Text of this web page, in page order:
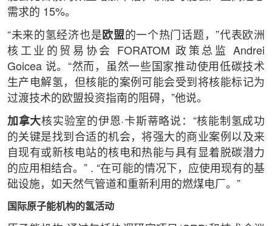
需求的 15%。
“未来的氢经济也是 欧盟的一个热门话题，”代表欧洲
核工业的贸易协会 FORATOM 政策总监 Andrei
Goicea 说。“然而，虽然一些国家推动使用低碳技术
生产电解氢，但核能的案例可能会受到将核能标记为
过渡技术的欧盟投资指南的阻碍，”他说。
加拿大核实验室的伊恩·卡斯蒂略说：“核能制氢成功
的关键是找到合适的机会，将强大的商业案例以及来
自现有或新核电站的核电和热能与具有显着脱碳潜力
的应用相结合。” . “在可能的情况下，应使用现有的基
础设施，如天然气管道和重新利用的燃煤电厂。”
国际原子能机构的氢活动